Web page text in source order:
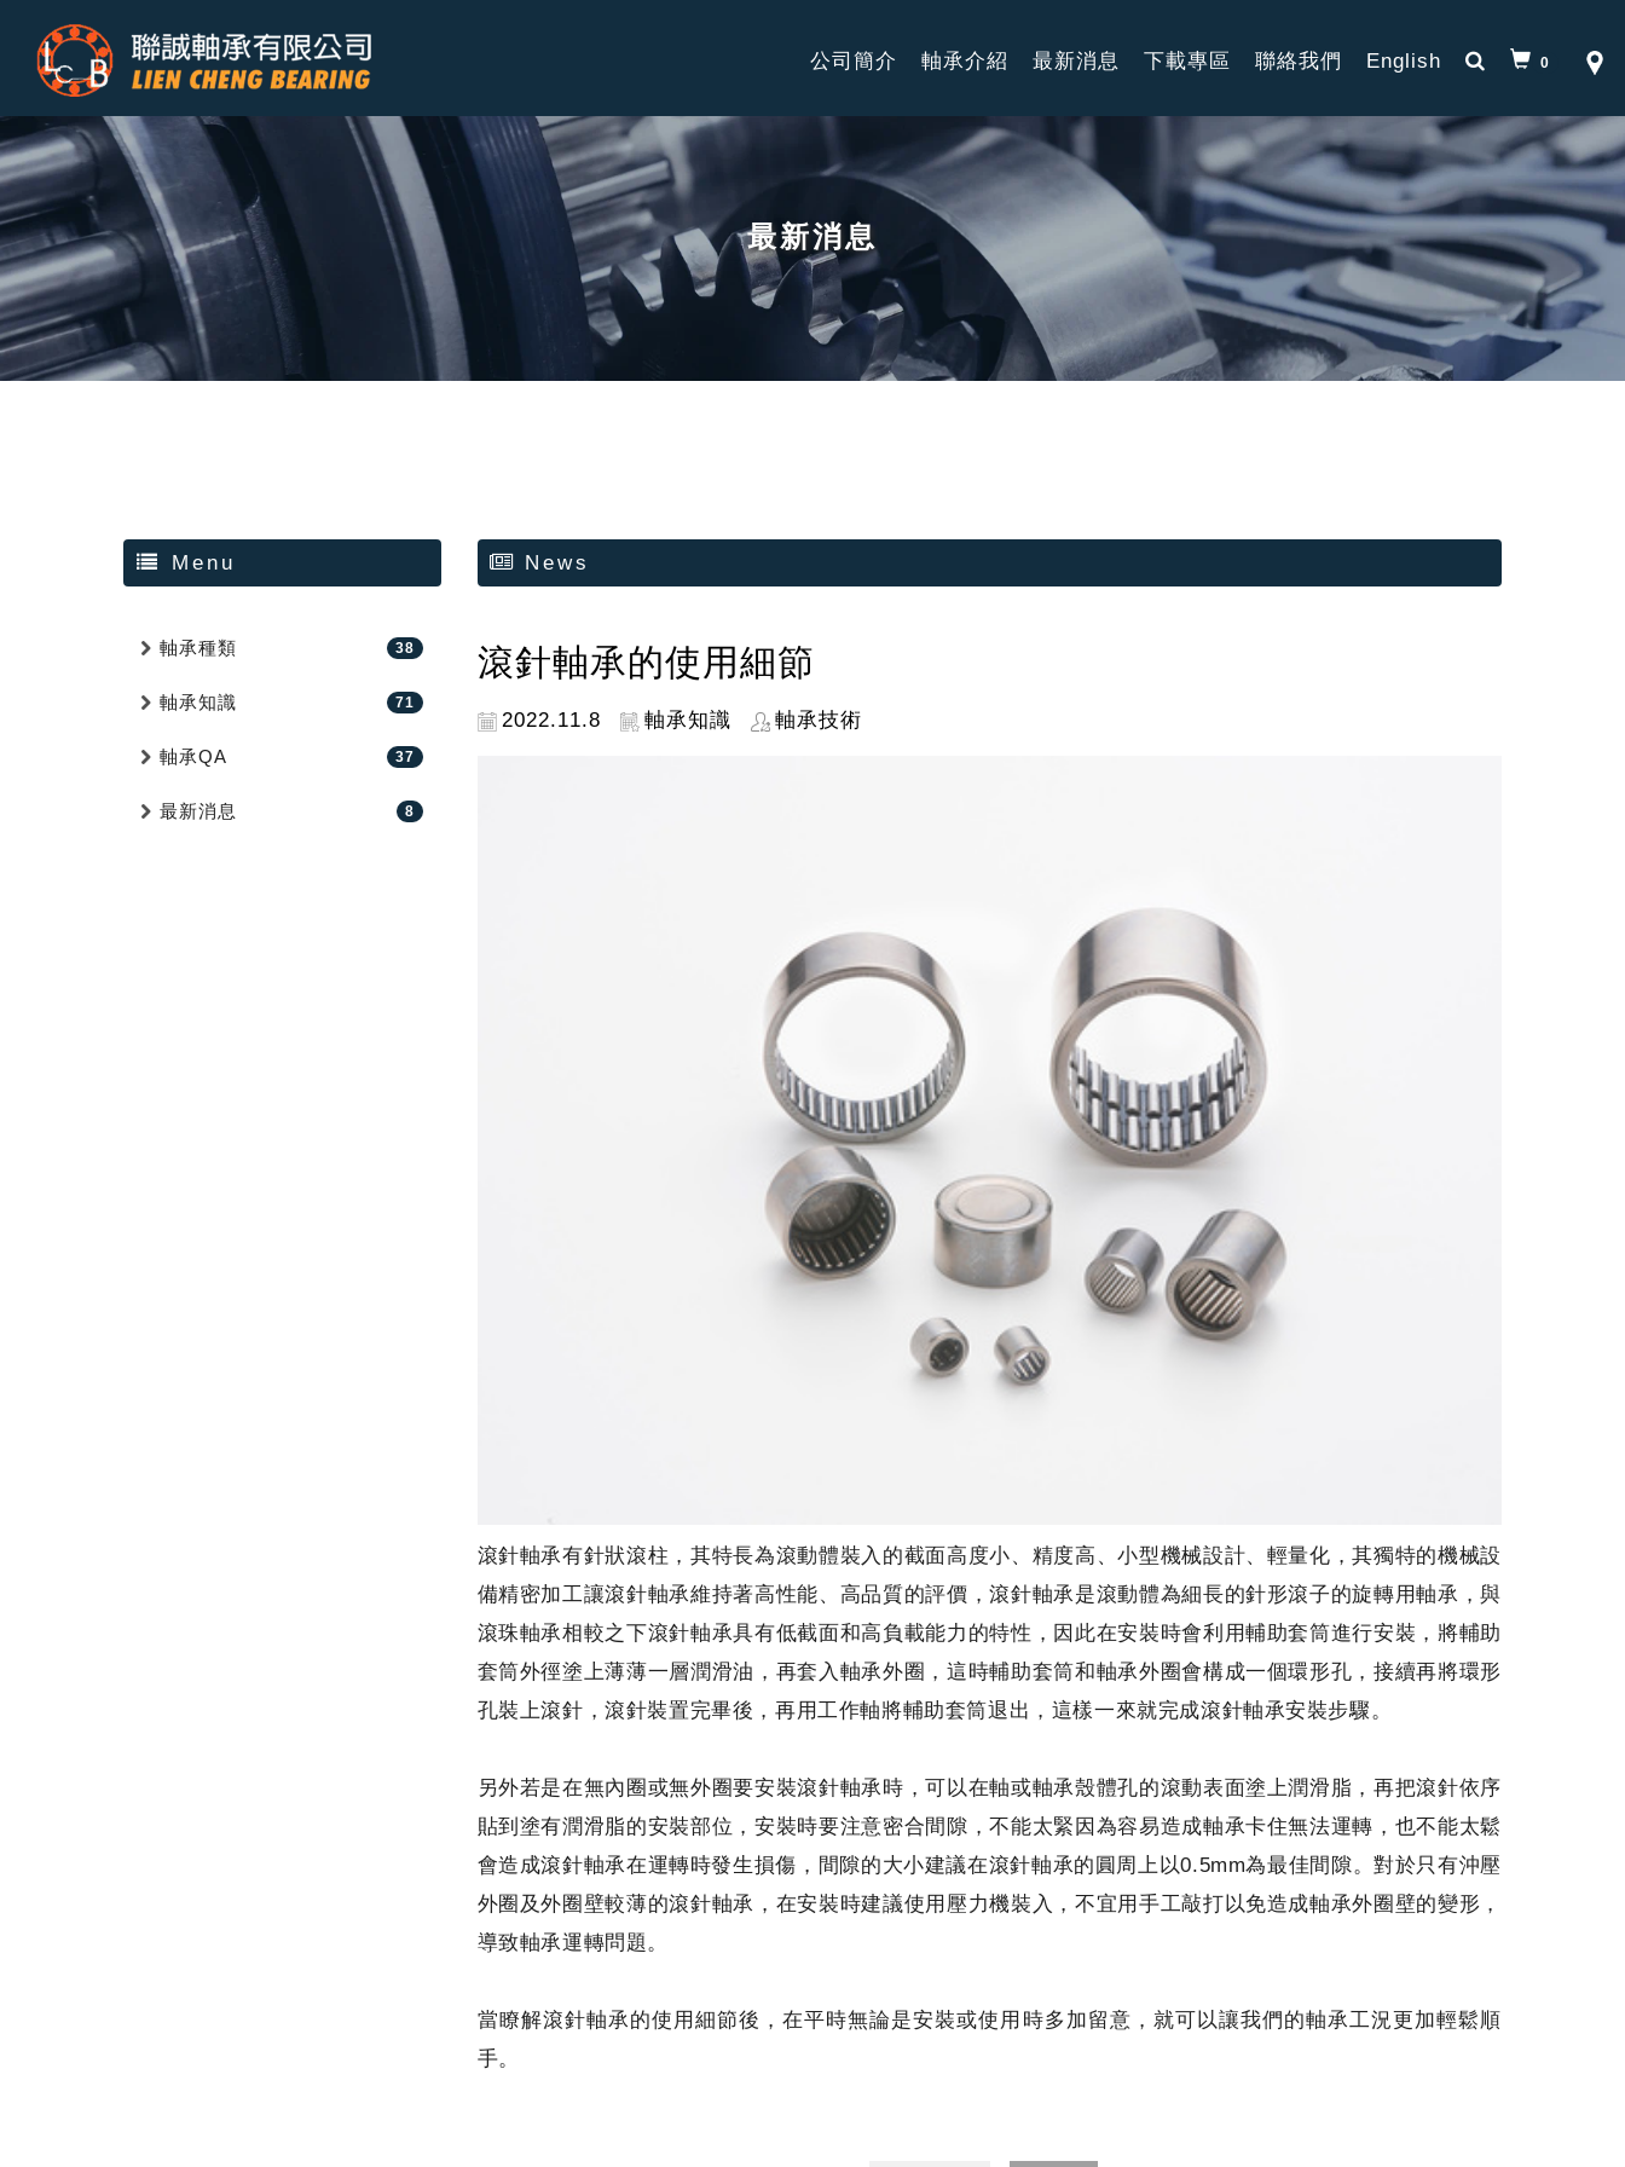
公司簡介 軸承介紹 最新消息 下載專區 聯絡我們 English 0
最新消息
Menu
軸承種類 38
軸承知識 71
軸承QA 37
最新消息 8
News
滾針軸承的使用細節
2022.11.8 軸承知識 軸承技術
滾針軸承有針狀滾柱，其特長為滾動體裝入的截面高度小、精度高、小型機械設計、輕量化，其獨特的機械設
備精密加工讓滾針軸承維持著高性能、高品質的評價，滾針軸承是滾動體為細長的針形滾子的旋轉用軸承，與
滾珠軸承相較之下滾針軸承具有低截面和高負載能力的特性，因此在安裝時會利用輔助套筒進行安裝，將輔助
套筒外徑塗上薄薄一層潤滑油，再套入軸承外圈，這時輔助套筒和軸承外圈會構成一個環形孔，接續再將環形
孔裝上滾針，滾針裝置完畢後，再用工作軸將輔助套筒退出，這樣一來就完成滾針軸承安裝步驟。
另外若是在無內圈或無外圈要安裝滾針軸承時，可以在軸或軸承殼體孔的滾動表面塗上潤滑脂，再把滾針依序
貼到塗有潤滑脂的安裝部位，安裝時要注意密合間隙，不能太緊因為容易造成軸承卡住無法運轉，也不能太鬆
會造成滾針軸承在運轉時發生損傷，間隙的大小建議在滾針軸承的圓周上以0.5mm為最佳間隙。對於只有沖壓
外圈及外圈壁較薄的滾針軸承，在安裝時建議使用壓力機裝入，不宜用手工敲打以免造成軸承外圈壁的變形，
導致軸承運轉問題。
當瞭解滾針軸承的使用細節後，在平時無論是安裝或使用時多加留意，就可以讓我們的軸承工況更加輕鬆順
手。